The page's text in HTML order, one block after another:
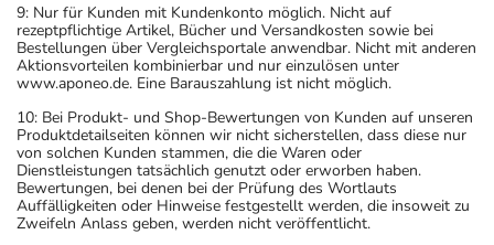
9: Nur für Kunden mit Kundenkonto möglich. Nicht auf
rezeptpflichtige Artikel, Bücher und Versandkosten sowie bei
Bestellungen über Vergleichsportale anwendbar. Nicht mit anderen
Aktionsvorteilen kombinierbar und nur einzulösen unter
www.aponeo.de. Eine Barauszahlung ist nicht möglich.
10: Bei Produkt- und Shop-Bewertungen von Kunden auf unseren
Produktdetailseiten können wir nicht sicherstellen, dass diese nur
von solchen Kunden stammen, die die Waren oder
Dienstleistungen tatsächlich genutzt oder erworben haben.
Bewertungen, bei denen bei der Prüfung des Wortlauts
Auffälligkeiten oder Hinweise festgestellt werden, die insoweit zu
Zweifeln Anlass geben, werden nicht veröffentlicht.